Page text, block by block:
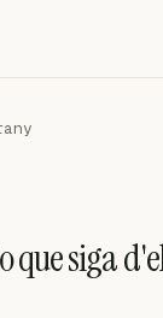
que siga